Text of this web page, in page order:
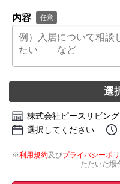
内容 任意
選
株式会社ピースリビン
選択してください
※利用規約及びプライバシーポ
ただいた場